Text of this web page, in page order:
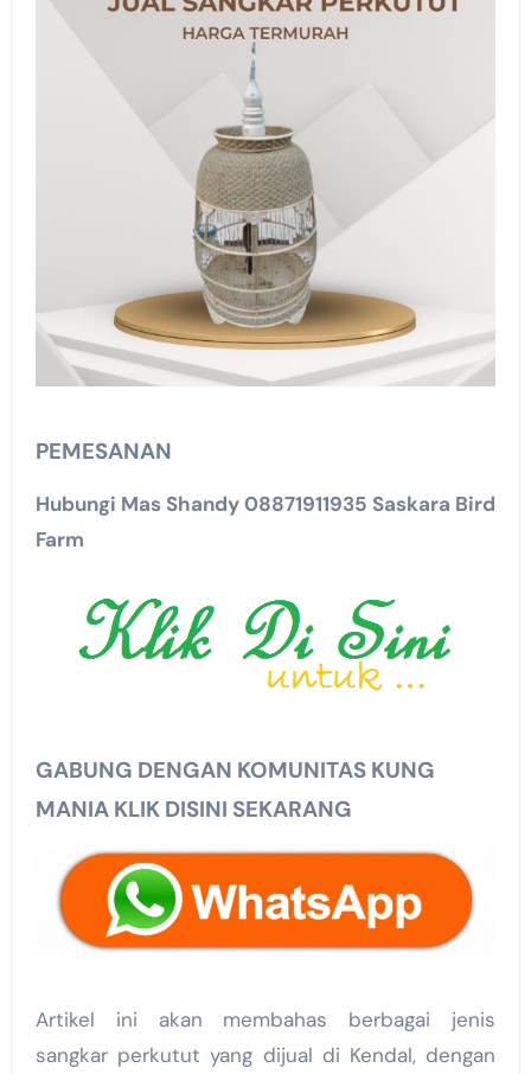
PEMESANAN
Hubungi Mas Shandy 08871911935 Saskara Bird
Farm
GABUNG DENGAN KOMUNITAS KUNG
MANIA KLIK DISINI SEKARANG
Artikel ini akan membahas berbagai jenis
sangkar perkutut yang dijual di Kendal, dengan